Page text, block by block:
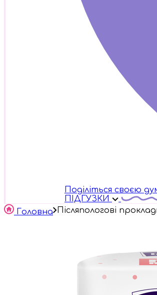
Поділіться своєю
ПІДГУЗКИ
Головна
Післяпологові